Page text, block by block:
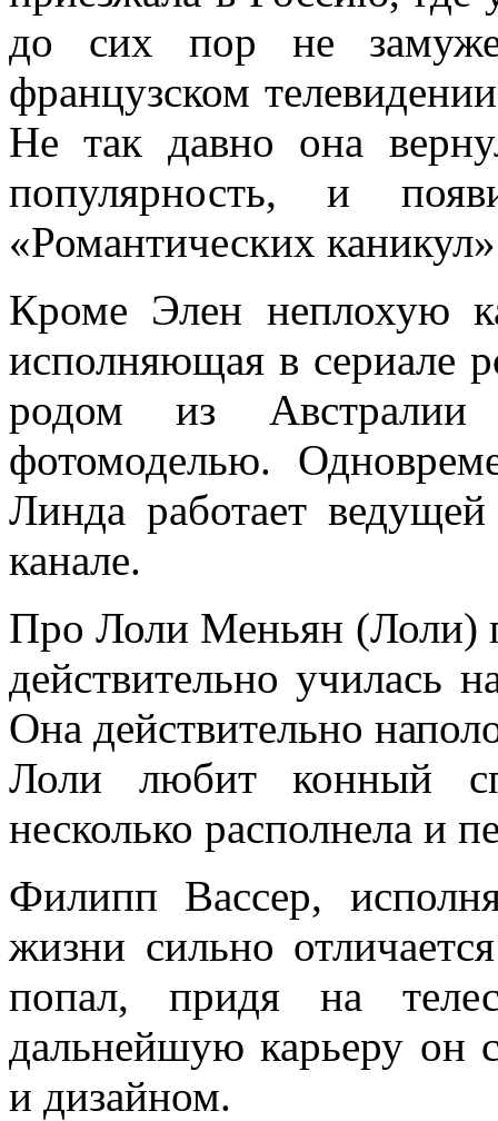
до сих пор не
французском
Не так давно она
популярность, и
«Романтических
Кроме Элен неплохую
исполняющая в сериале
родом из Австралии
фотомоделью.
Линда работает
канале.
Про Лоли Меньян (Лоли)
действительно училась
Она действительно
Лоли любит конный
несколько располнела и
Филипп Вассер,
жизни сильно
попал, придя на
дальнейшую карьеру он
и дизайном.